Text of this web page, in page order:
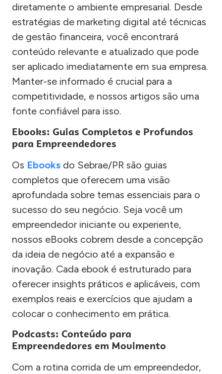
diretamente o ambiente empresarial. Desde
estratégias de marketing digital até técnicas
de gestão financeira, você encontrará
conteúdo relevante e atualizado que pode
ser aplicado imediatamente em sua empresa.
Manter-se informado é crucial para a
competitividade, e nossos artigos são uma
fonte confiável para isso.
Ebooks: Guias Completos e Profundos
para Empreendedores
Os Ebooks do Sebrae/PR são guias
completos que oferecem uma visão
aprofundada sobre temas essenciais para o
sucesso do seu negócio. Seja você um
empreendedor iniciante ou experiente,
nossos eBooks cobrem desde a concepção
da ideia de negócio até a expansão e
inovação. Cada ebook é estruturado para
oferecer insights práticos e aplicáveis, com
exemplos reais e exercícios que ajudam a
colocar o conhecimento em prática.
Podcasts: Conteúdo para
Empreendedores em Movimento
Com a rotina corrida de um empreendedor,